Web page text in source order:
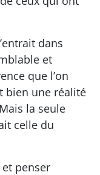
dans
et
que l’on
bien une réalité
la seule
celle du
penser